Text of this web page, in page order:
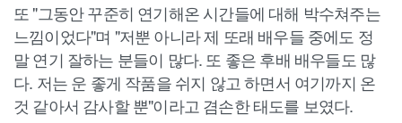
또 "그동안 꾸준히 연기해온 시간들에 대해 박수쳐주는
느낌이었다"며 "저뿐 아니라 제 또래 배우들 중에도 정
말 연기 잘하는 분들이 많다. 또 좋은 후배 배우들도 많
다. 저는 운 좋게 작품을 쉬지 않고 하면서 여기까지 온
것 같아서 감사할 뿐"이라고 겸손한 태도를 보였다.